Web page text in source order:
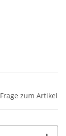
Frage zum Artikel